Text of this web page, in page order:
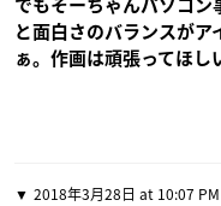
でもそーちゃんパソコン
と面白さのバランスがア
ぁ。作画は頑張ってほし
2018年3月28日 at 10:07 PM